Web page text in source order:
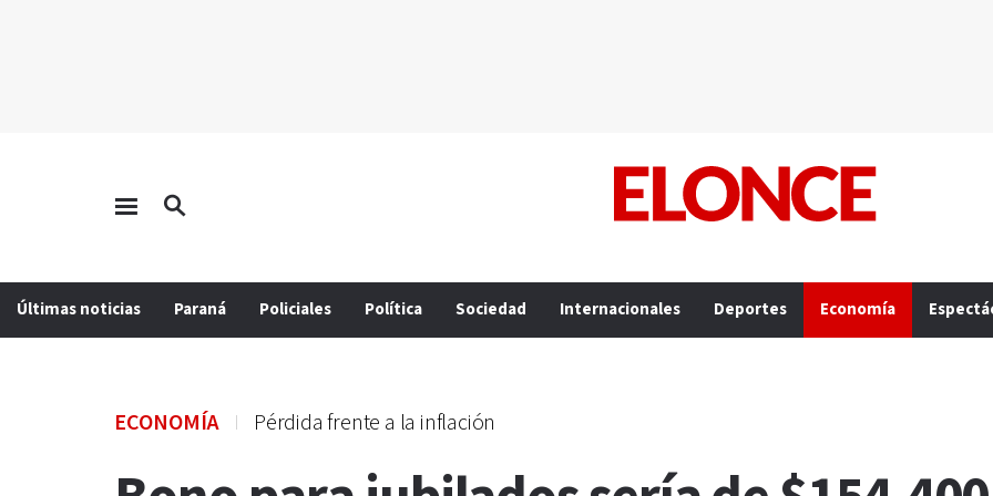
Últimas noticias Paraná Policiales Política Sociedad Internacionales Deportes Economía
ECONOMÍA Pérdida frente a la inflación